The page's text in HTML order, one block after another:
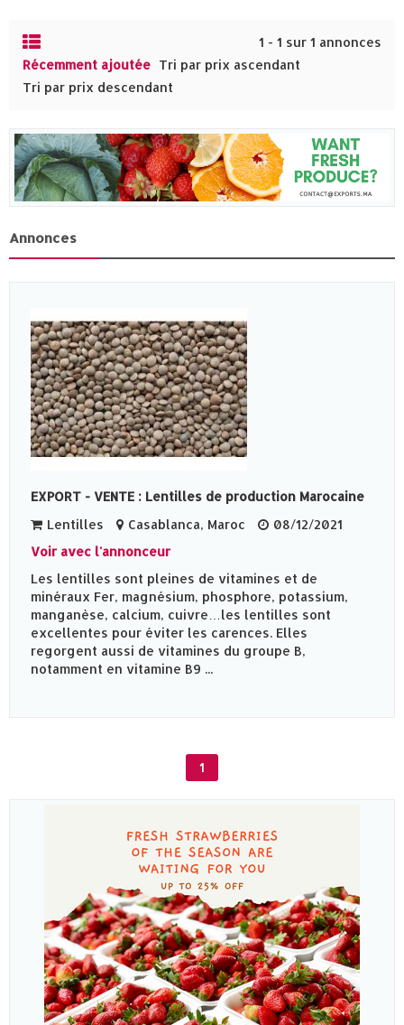
1 - 1 sur 1 annonces
Récemment ajoutée Tri par prix ascendant
Tri par prix descendant
Annonces
EXPORT - VENTE : Lentilles de production Marocaine
Lentilles
Casablanca, Maroc
08/12/2021
Voir avec l'annonceur
Les lentilles sont pleines de vitamines et de
minéraux Fer, magnésium, phosphore, potassium,
manganèse, calcium, cuivre…les lentilles sont
excellentes pour éviter les carences. Elles
regorgent aussi de vitamines du groupe B,
notamment en vitamine B9 ...
1